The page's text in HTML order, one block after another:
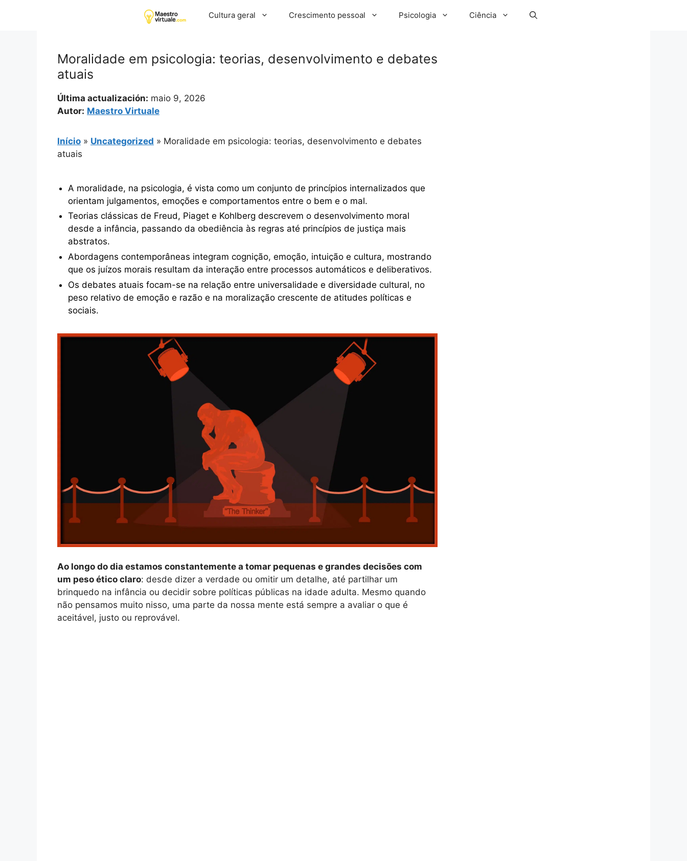
Cultura geral Crescimento pessoal Psicologia Ciência
Moralidade em psicologia: teorias, desenvolvimento e debates
atuais
Última actualización: maio 9, 2026
Autor: Maestro Virtuale
Início » Uncategorized » Moralidade em psicologia: teorias, desenvolvimento e debates
atuais
A moralidade, na psicologia, é vista como um conjunto de princípios internalizados que
orientam julgamentos, emoções e comportamentos entre o bem e o mal.
Teorias clássicas de Freud, Piaget e Kohlberg descrevem o desenvolvimento moral
desde a infância, passando da obediência às regras até princípios de justiça mais
abstratos.
Abordagens contemporâneas integram cognição, emoção, intuição e cultura, mostrando
que os juízos morais resultam da interação entre processos automáticos e deliberativos.
Os debates atuais focam-se na relação entre universalidade e diversidade cultural, no
peso relativo de emoção e razão e na moralização crescente de atitudes políticas e
sociais.
Ao longo do dia estamos constantemente a tomar pequenas e grandes decisões com
um peso ético claro: desde dizer a verdade ou omitir um detalhe, até partilhar um
brinquedo na infância ou decidir sobre políticas públicas na idade adulta. Mesmo quando
não pensamos muito nisso, uma parte da nossa mente está sempre a avaliar o que é
aceitável, justo ou reprovável.